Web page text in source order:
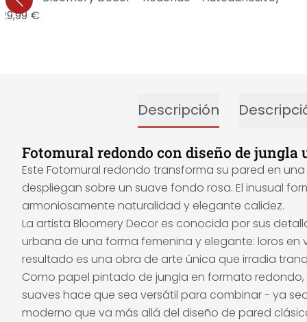
29,99 €
Descripción
Fotomural redondo con diseño de jungla
Este Fotomural redondo transforma su pared en
despliegan sobre un suave fondo rosa. El inusual
armoniosamente naturalidad y elegante calidez.
La artista Bloomery Decor es conocida por sus
urbana de una forma femenina y elegante: loros
resultado es una obra de arte única que irradia
Como papel pintado de jungla en formato
suaves hace que sea versátil para combinar - ya
moderno que va más allá del diseño de pared